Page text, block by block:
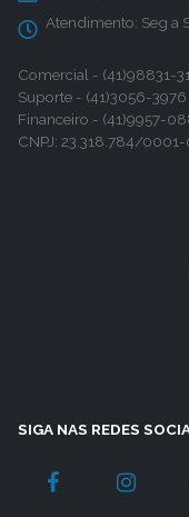
Atendimento: Seg a
Comercial - (41)98831-
Suporte - (41)3056-3976
Financeiro - (41)9957-
CNPJ: 23.318.784/
SIGA NAS REDES